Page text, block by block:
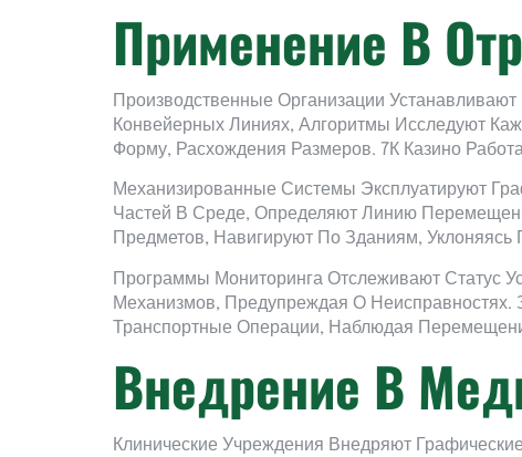
Применение В
Производственные Организации
Конвейерных Линиях, Алгоритмы Исследуют
Форму, Расхождения Размеров. 7К Казино
Механизированные Системы Эксплуатируют
Частей В Среде, Определяют Линию
Предметов, Навигируют По Зданиям, Уклоняясь
Программы Мониторинга Отслеживают Статус
Механизмов, Предупреждая О Неисправностях.
Транспортные Операции, Наблюдая
Внедрение В
Клинические Учреждения Внедряют